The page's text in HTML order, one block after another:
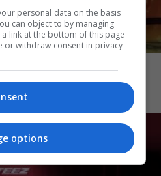
Hearts
personal data on the basis
can object to by managing
link at the bottom of this page
or withdraw consent in privacy
options